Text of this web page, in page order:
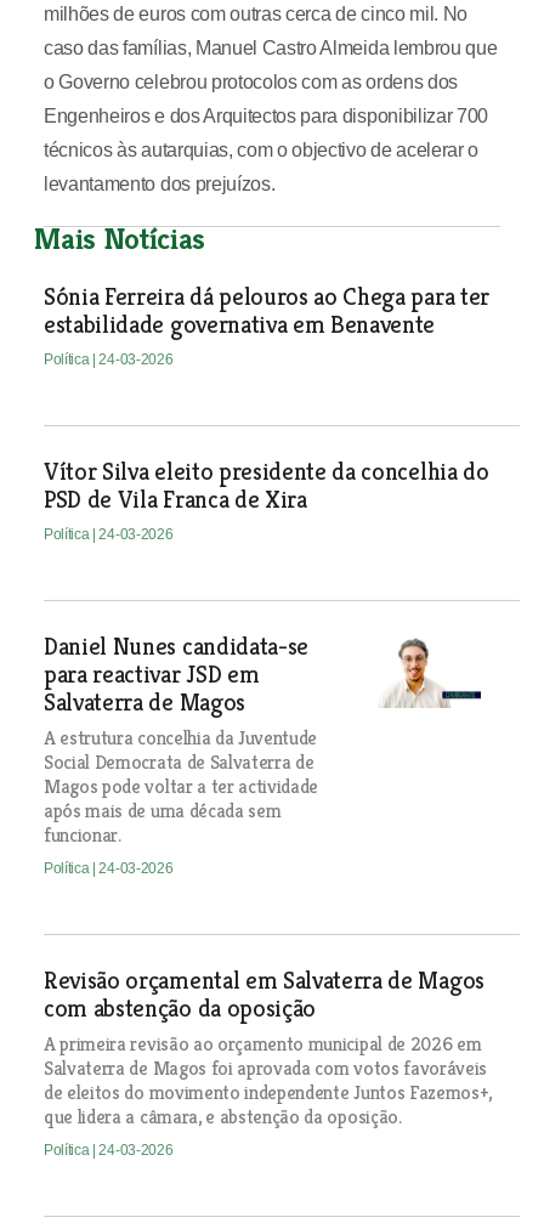
milhões de euros com outras cerca de cinco mil. No
caso das famílias, Manuel Castro Almeida lembrou que
o Governo celebrou protocolos com as ordens dos
Engenheiros e dos Arquitectos para disponibilizar 700
técnicos às autarquias, com o objectivo de acelerar o
levantamento dos prejuízos.
Mais Notícias
Sónia Ferreira dá pelouros ao Chega para ter
estabilidade governativa em Benavente
Política | 24-03-2026
Vítor Silva eleito presidente da concelhia do
PSD de Vila Franca de Xira
Política | 24-03-2026
Daniel Nunes candidata-se
para reactivar JSD em
Salvaterra de Magos
A estrutura concelhia da Juventude
Social Democrata de Salvaterra de
Magos pode voltar a ter actividade
após mais de uma década sem
funcionar.
Política | 24-03-2026
Revisão orçamental em Salvaterra de Magos
com abstenção da oposição
A primeira revisão ao orçamento municipal de 2026 em
Salvaterra de Magos foi aprovada com votos favoráveis
de eleitos do movimento independente Juntos Fazemos+,
que lidera a câmara, e abstenção da oposição.
Política | 24-03-2026